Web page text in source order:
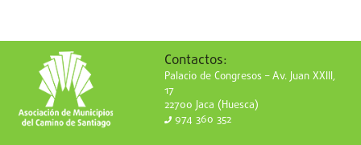
Contactos:
Palacio de Congresos – Av. Juan XXIII,
17
22700 Jaca (Huesca)
974 360 352